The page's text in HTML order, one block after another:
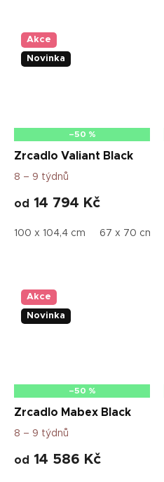
Akce
Novinka
–50 %
Zrcadlo Valiant Black
8 – 9 týdnů
od 14 794 Kč
100 x 104,4 cm 67 x 70 cm
Akce
Novinka
–50 %
Zrcadlo Mabex Black
8 – 9 týdnů
od 14 586 Kč